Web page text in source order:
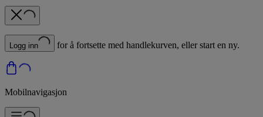
Logg inn for å fortsette med handlekurven, eller start en ny.
Mobilnavigasjon